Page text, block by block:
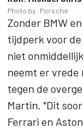
Photo by: Porsche
Zonder BMW
tijdperk voor
niet
neemt er vrede
tegen de
Martin. "Dit
Ferrari en